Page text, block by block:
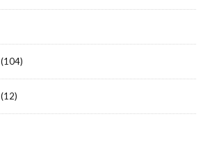
(104)
(12)